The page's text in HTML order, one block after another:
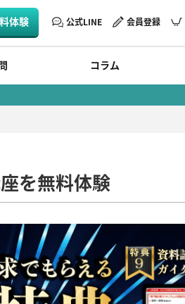
体験 公式LINE 会員登録
コラム
を無料体験